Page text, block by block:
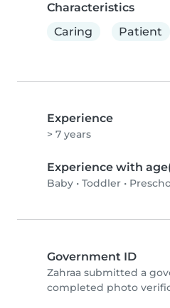
Characteristics
Caring
Patient
Experience
> 7 years
Experience with
Baby • Toddler •
Government ID
Zahraa submitted a
completed photo